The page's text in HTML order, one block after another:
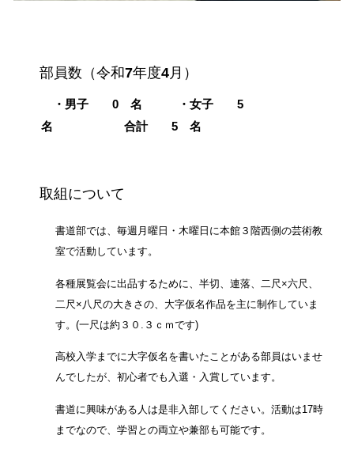
部員数（令和7年度4 月）
・男子 0 名 ・女子 5
名 合計 5名
取組について
書道部では、毎週月曜日・木曜日に本館３階西側の芸術教
室で活動しています。
各種展覧会に出品するために、半切、連落、二尺×六尺、
二尺×八尺の大きさの、大字仮名作品を主に制作していま
す。(一尺は約３０.３ｃｍです)
高校入学までに大字仮名を書いたことがある部員はいませ
んでしたが、初心者でも入選・入賞しています。
書道に興味がある人は是非入部してください。活動は17時
までなので、学習との両立や兼部も可能です。